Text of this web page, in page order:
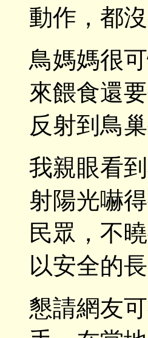
動作，都沒
鳥媽媽很
來餵食還
反射到鳥巢
我親眼看
射陽光嚇
民眾，不
以安全的長
懇請網友